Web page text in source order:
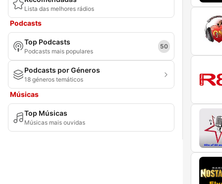
Lista das melhores rádios
Podcasts
Top Podcasts
Podcasts mais populares
50
Podcasts por Géneros
18 géneros temáticos
Músicas
Top Músicas
Músicas mais ouvidas